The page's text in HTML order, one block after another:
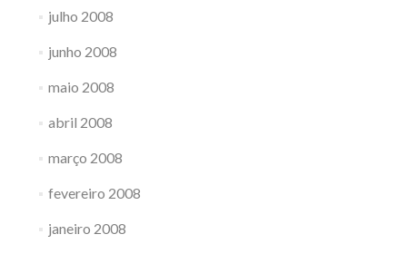
julho 2008
junho 2008
maio 2008
abril 2008
março 2008
fevereiro 2008
janeiro 2008